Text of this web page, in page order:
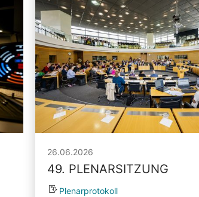
26.06.2026
49. PLENARSITZUNG
Plenarprotokoll